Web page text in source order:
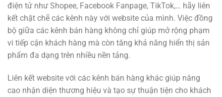
điện tử như Shopee, Facebook Fanpage, TikTok,… hãy liên
kết chặt chẽ các kênh này với website của mình. Việc đồng
bộ giữa các kênh bán hàng không chỉ giúp mở rộng phạm
vi tiếp cận khách hàng mà còn tăng khả năng hiển thị sản
phẩm đa dạng trên nhiều nền tảng.
Liên kết website với các kênh bán hàng khác giúp nâng
cao nhận diện thương hiệu và tạo sự thuận tiện cho khách